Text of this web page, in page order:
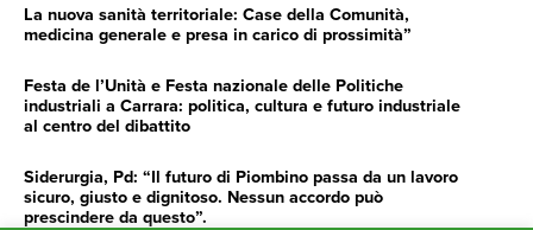
La nuova sanità territoriale: Case della Comunità,
medicina generale e presa in carico di prossimità”
Festa de l’Unità e Festa nazionale delle Politiche
industriali a Carrara: politica, cultura e futuro industriale
al centro del dibattito
Siderurgia, Pd: “Il futuro di Piombino passa da un lavoro
sicuro, giusto e dignitoso. Nessun accordo può
prescindere da questo”.